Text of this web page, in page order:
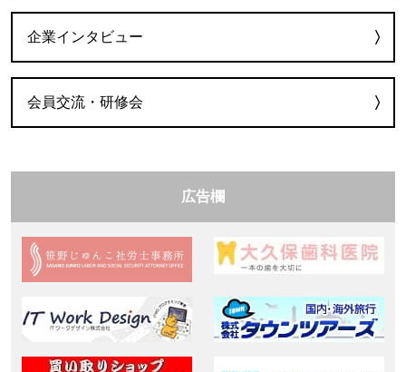
企業インタビュー
会員交流・研修会
広告欄